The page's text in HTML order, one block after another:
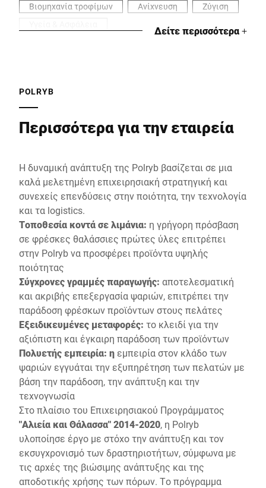
Βιομηχανία τροφίμων
Ανίχνευση
Ζύγιση
Δείτε περισσότερα+
POLRYB
Περισσότερα για την εταιρεία
Η δυναμική ανάπτυξη της Polryb βασίζεται σε μια
καλά μελετημένη επιχειρησιακή στρατηγική και
συνεχείς επενδύσεις στην ποιότητα, την τεχνολογία
και τα logistics.
Τοποθεσία κοντά σε λιμάνια: η γρήγορη πρόσβαση
σε φρέσκες θαλάσσιες πρώτες ύλες επιτρέπει
στην Polryb να προσφέρει προϊόντα υψηλής
ποιότητας
Σύγχρονες γραμμές παραγωγής: αποτελεσματική
και ακριβής επεξεργασία ψαριών, επιτρέπει την
παράδοση φρέσκων προϊόντων στους πελάτες
Εξειδικευμένες μεταφορές: το κλειδί για την
αξιόπιστη και έγκαιρη παράδοση των προϊόντων
Πολυετής εμπειρία: ηεμπειρία στον κλάδο των
ψαριών εγγυάται την εξυπηρέτηση των πελατών με
βάση την παράδοση, την ανάπτυξη και την
τεχνογνωσία
Στο πλαίσιο του Επιχειρησιακού Προγράμματος
"Αλιεία και Θάλασσα" 2014-2020, η Polryb
υλοποίησε έργο με στόχο την ανάπτυξη και τον
εκσυγχρονισμό των δραστηριοτήτων, σύμφωνα με
τις αρχές της βιώσιμης ανάπτυξης και της
αποδοτικής χρήσης των πόρων. Το πρόγραμμα